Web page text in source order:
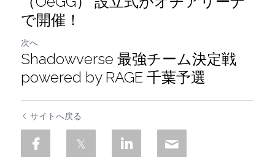
で開催！
次へ
Shadowverse 最強チーム決定戦
powered by RAGE 千葉予選
サイトへ戻る